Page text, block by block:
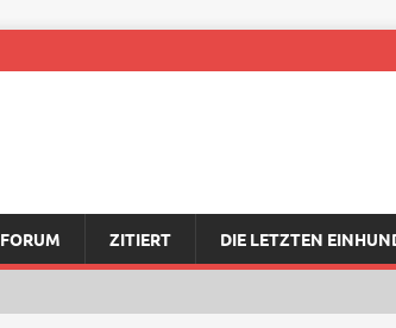
FORUM ZITIERT DIE LETZTEN